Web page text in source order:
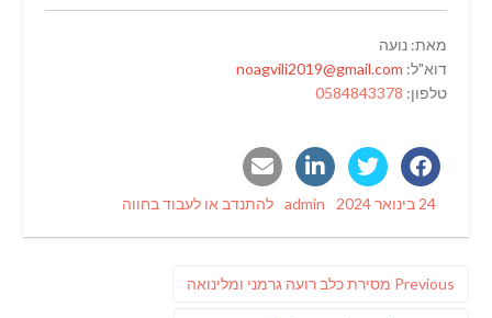
מאת: נועה
דוא"ל: noagvili2019@gmail.com
טלפון: 0584843378
Posted
24 בינואר 2024 Author
admin
Categories
להתנדב או לעבוד בחווה
Previous
Previous
מסירת כלב רועה גרמני ומלינואה